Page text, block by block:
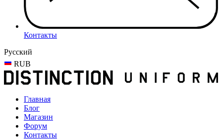
Контакты
Русский
RUB
Главная
Блог
Магазин
Форум
Контакты